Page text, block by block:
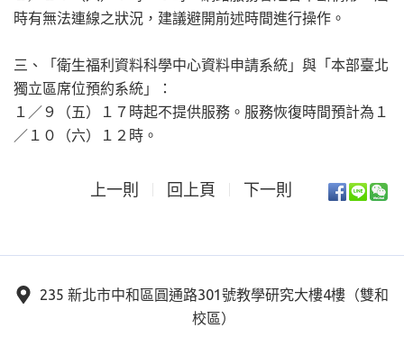
時有無法連線之狀況，建議避開前述時間進行操作。
三、「衛生福利資料科學中心資料申請系統」與「本部臺北
獨立區席位預約系統」：
１／９（五）１７時起不提供服務。服務恢復時間預計為１
／１０（六）１２時。
上一則 回上頁 下一則
235 新北市中和區圓通路301號教學研究大樓4樓（雙和
校區）